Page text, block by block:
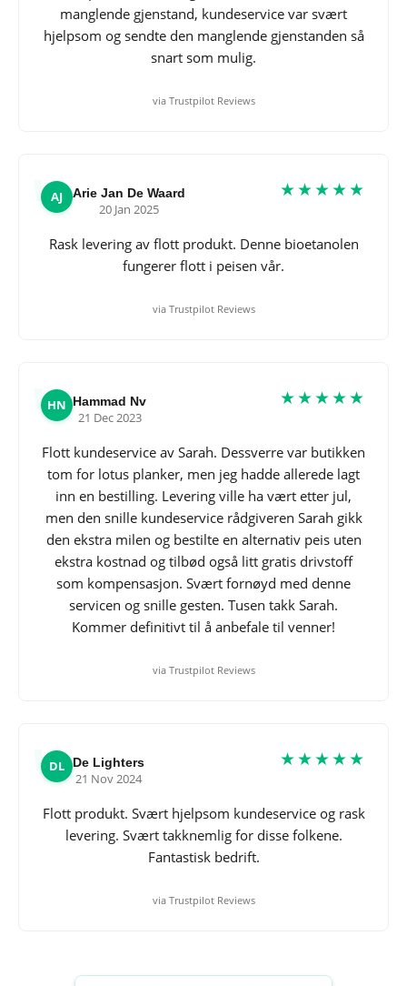
manglende gjenstand, kundeservice var svært
hjelpsom og sendte den manglende gjenstanden så
snart som mulig.
via Trustpilot Reviews
AJ Arie Jan De Waard
20 Jan 2025
★★★★★
Rask levering av flott produkt. Denne bioetanolen
fungerer flott i peisen vår.
via Trustpilot Reviews
HN Hammad Nv
21 Dec 2023
★★★★★
Flott kundeservice av Sarah. Dessverre var butikken
tom for lotus planker, men jeg hadde allerede lagt
inn en bestilling. Levering ville ha vært etter jul,
men den snille kundeservice rådgiveren Sarah gikk
den ekstra milen og bestilte en alternativ peis uten
ekstra kostnad og tilbød også litt gratis drivstoff
som kompensasjon. Svært fornøyd med denne
servicen og snille gesten. Tusen takk Sarah.
Kommer definitivt til å anbefale til venner!
via Trustpilot Reviews
DL De Lighters
21 Nov 2024
★★★★★
Flott produkt. Svært hjelpsom kundeservice og rask
levering. Svært takknemlig for disse folkene.
Fantastisk bedrift.
via Trustpilot Reviews